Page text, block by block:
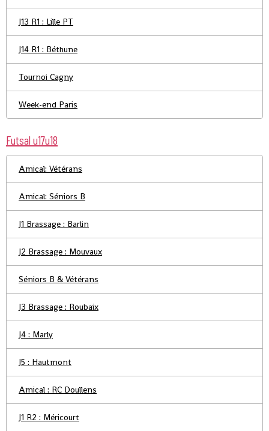
J13 R1 : Lille PT
J14 R1 : Béthune
Tournoi Cagny
Week-end Paris
Futsal u17u18
Amical: Vétérans
Amical: Séniors B
J1 Brassage : Barlin
J2 Brassage : Mouvaux
Séniors B & Vétérans
J3 Brassage : Roubaix
J4 : Marly
J5 : Hautmont
Amical : RC Doullens
J1 R2 : Méricourt